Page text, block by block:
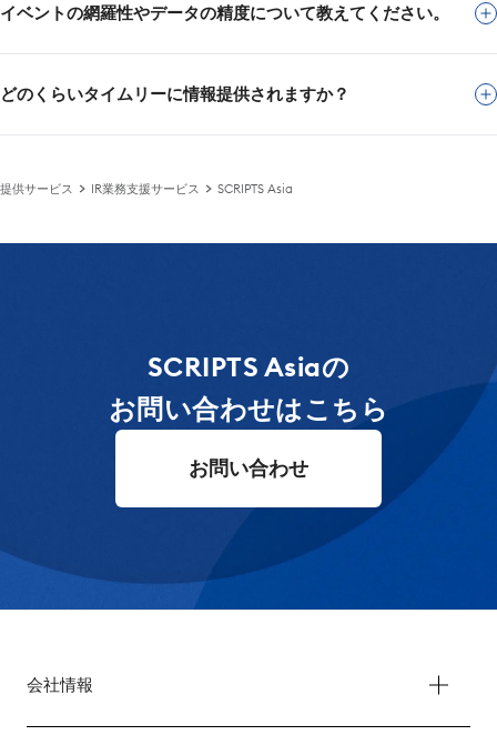
イベントの網羅性やデータの精度について教えてください。
どのくらいタイムリーに情報提供されますか？
提供サービス IR業務支援サービス SCRIPTS Asia
SCRIPTS Asiaの
お問い合わせはこちら
お問い合わせ
会社情報